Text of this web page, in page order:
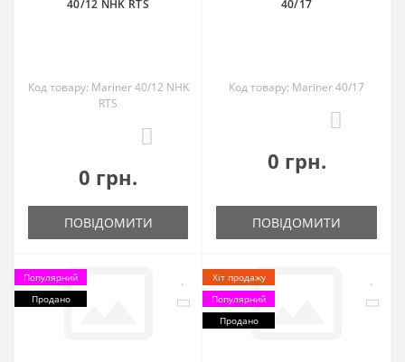
40/12 NHK RTS
Код товару: Mariner 40/12 NHK
RTS
0 грн.
ПОВІДОМИТИ
40/17
Код товару: Mariner 40/17
0 грн.
ПОВІДОМИТИ
Популярний
Продано
Хіт продажу
Популярний
Продано